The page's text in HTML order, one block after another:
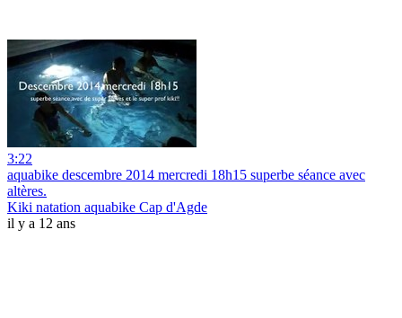
3:22
aquabike descembre 2014 mercredi 18h15 superbe séance avec
altères.
Kiki natation aquabike Cap d'Agde
il y a 12 ans